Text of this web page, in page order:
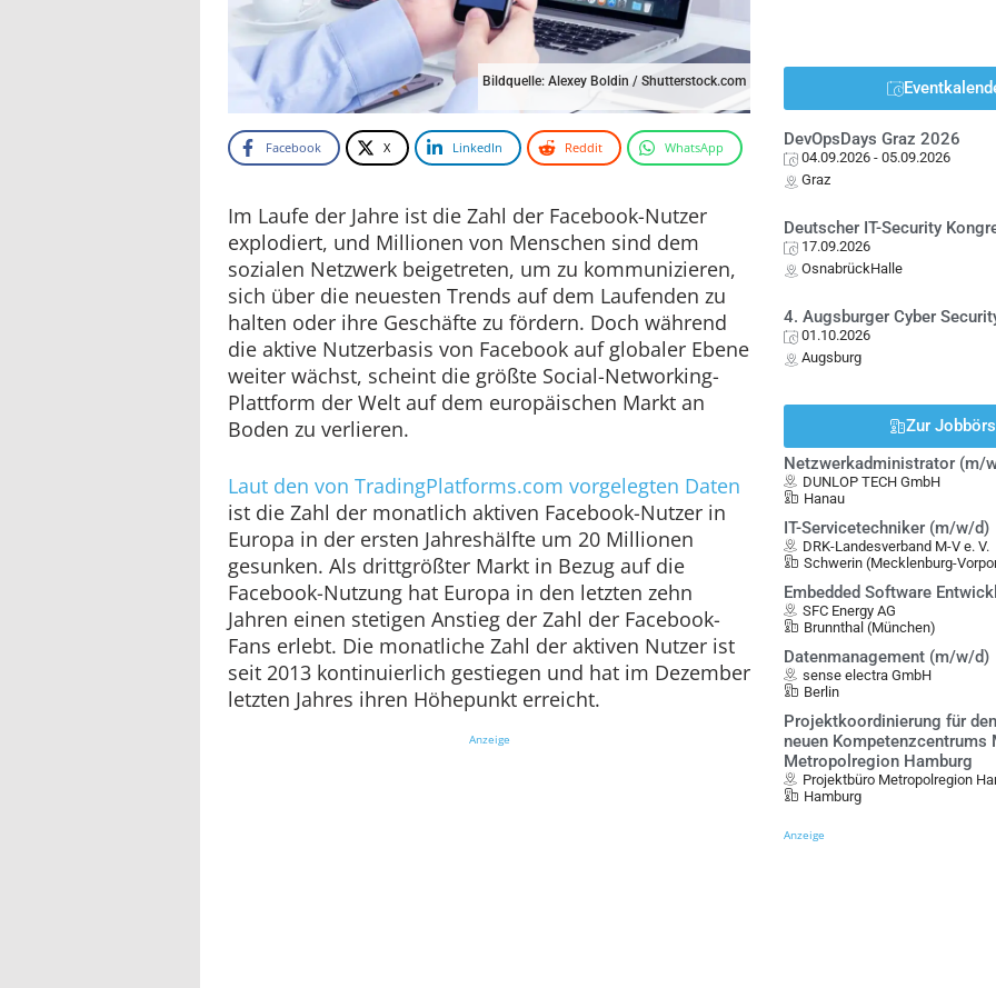
Bildquelle: Alexey Boldin / Shutterstock.com
Facebook X LinkedIn Reddit WhatsApp
Im Laufe der Jahre ist die Zahl der Facebook-Nutzer
explodiert, und Millionen von Menschen sind dem
sozialen Netzwerk beigetreten, um zu kommunizieren,
sich über die neuesten Trends auf dem Laufenden zu
halten oder ihre Geschäfte zu fördern. Doch während
die aktive Nutzerbasis von Facebook auf globaler Ebene
weiter wächst, scheint die größte Social-Networking-
Plattform der Welt auf dem europäischen Markt an
Boden zu verlieren.
Laut den von TradingPlatforms.com vorgelegten Daten
ist die Zahl der monatlich aktiven Facebook-Nutzer in
Europa in der ersten Jahreshälfte um 20 Millionen
gesunken. Als drittgrößter Markt in Bezug auf die
Facebook-Nutzung hat Europa in den letzten zehn
Jahren einen stetigen Anstieg der Zahl der Facebook-
Fans erlebt. Die monatliche Zahl der aktiven Nutzer ist
seit 2013 kontinuierlich gestiegen und hat im Dezember
letzten Jahres ihren Höhepunkt erreicht.
Anzeige
DevOpsDays Graz 2026
04.09.2026 - 05.09.2026
Graz
Deutscher IT-Security
17.09.2026
OsnabrückHalle
4. Augsburger Cyber
01.10.2026
Augsburg
Zur
Netzwerkadministrator (m/
DUNLOP TECH GmbH
Hanau
IT-Servicetechniker (m/w/d)
DRK-Landesverband M-V e. V.
Schwerin (Mecklenburg-
Embedded Software
SFC Energy AG
Brunnthal (München)
Datenmanagement (m/w/d)
sense electra GmbH
Berlin
Projektkoordinierung für
neuen
Metropolregion Hamburg
Projektbüro Metropolregion
Hamburg
Anzeige